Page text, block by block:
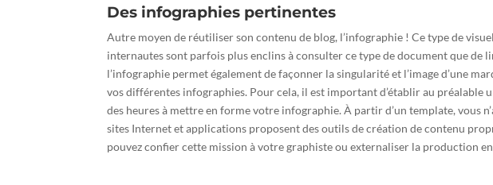
Des infographies pertinentes
Autre moyen de réutiliser son contenu de blog, l’infographie ! Ce type de
internautes sont parfois plus enclins à consulter ce type de document que de
l’infographie permet également de façonner la singularité et l’image d’une
vos différentes infographies. Pour cela, il est importantd’établir au préalable
des heures à mettre en forme votre infographie. À partir d’un template, vous
sites Internet et applications proposent des outils de création de contenu
pouvez confier cette mission à votre graphiste ou externaliser la production